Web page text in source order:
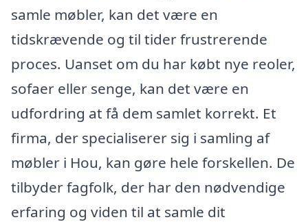
samle møbler, kan det være en
tidskrævende og til tider frustrerende
proces. Uanset om du har købt nye reoler,
sofaer eller senge, kan det være en
udfordring at få dem samlet korrekt. Et
firma, der specialiserer sig i samling af
møbler i Hou, kan gøre hele forskellen. De
tilbyder fagfolk, der har den nødvendige
erfaring og viden til at samle dit